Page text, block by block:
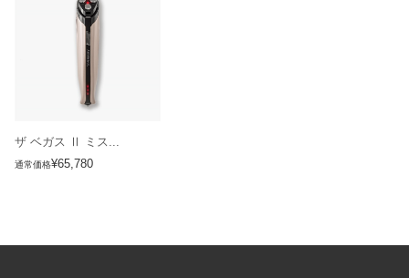
ザ ベガス Ⅱ ミス...
通常価格¥65,780